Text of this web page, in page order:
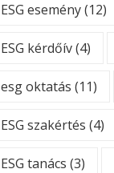
ESG esemény(12)
ESG kérdőív(4)
esg oktatás (11)
ESG szakértés (4)
ESG tanács (3)